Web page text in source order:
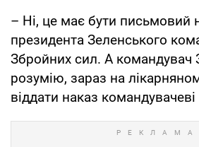
– Ні, це має бути письмовий
президента Зеленського
Збройних сил. А командувач
розумію, зараз на
віддати наказ